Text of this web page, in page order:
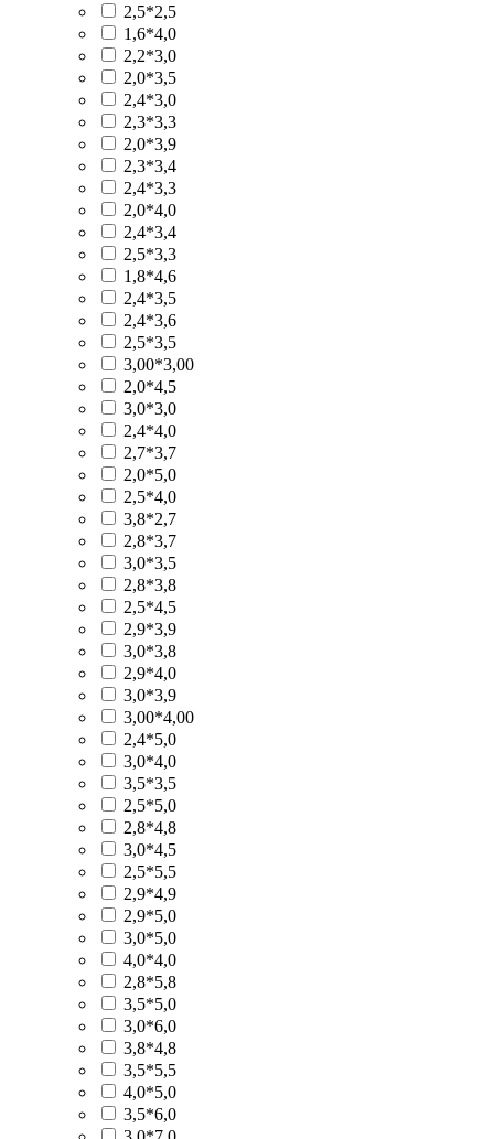
2,5*2,5
1,6*4,0
2,2*3,0
2,0*3,5
2,4*3,0
2,3*3,3
2,0*3,9
2,3*3,4
2,4*3,3
2,0*4,0
2,4*3,4
2,5*3,3
1,8*4,6
2,4*3,5
2,4*3,6
2,5*3,5
3,00*3,00
2,0*4,5
3,0*3,0
2,4*4,0
2,7*3,7
2,0*5,0
2,5*4,0
3,8*2,7
2,8*3,7
3,0*3,5
2,8*3,8
2,5*4,5
2,9*3,9
3,0*3,8
2,9*4,0
3,0*3,9
3,00*4,00
2,4*5,0
3,0*4,0
3,5*3,5
2,5*5,0
2,8*4,8
3,0*4,5
2,5*5,5
2,9*4,9
2,9*5,0
3,0*5,0
4,0*4,0
2,8*5,8
3,5*5,0
3,0*6,0
3,8*4,8
3,5*5,5
4,0*5,0
3,5*6,0